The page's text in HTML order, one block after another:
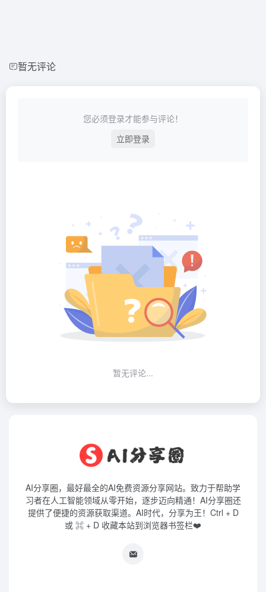
暂无评论
您必须登录才能参与评论！
立即登录
暂无评论...
AI分享圈，最好最全的AI免费资源分享网站。致力于帮助学
习者在人工智能领域从零开始，逐步迈向精通！AI分享圈还
提供了便捷的资源获取渠道。AI时代，分享为王！Ctrl + D
或 ⌘ + D 收藏本站到浏览器书签栏❤️